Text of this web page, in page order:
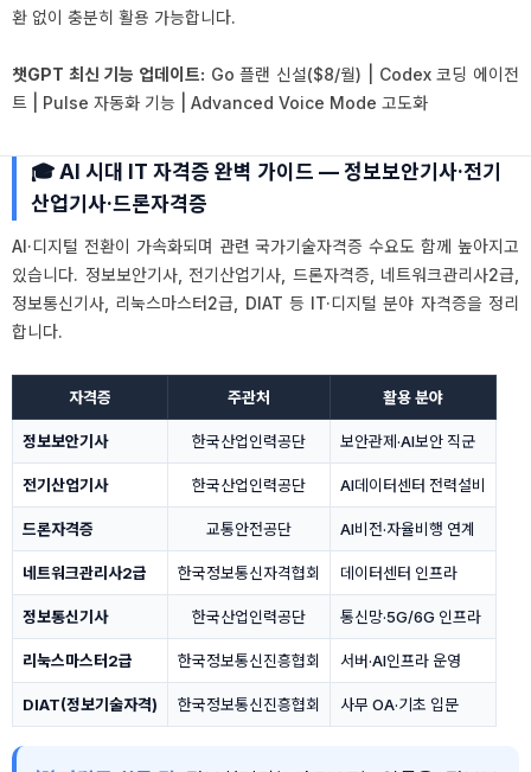
환 없이 충분히 활용 가능합니다.
챗GPT 최신 기능 업데이트: Go 플랜 신설($8/월) | Codex 코딩 에이전
트 | Pulse 자동화 기능 | Advanced Voice Mode 고도화
🎓 AI 시대 IT 자격증 완벽 가이드 — 정보보안기사·전기
산업기사·드론자격증
AI·디지털 전환이 가속화되며 관련 국가기술자격증 수요도 함께 높아지고
있습니다. 정보보안기사, 전기산업기사, 드론자격증, 네트워크관리사2급,
정보통신기사, 리눅스마스터2급, DIAT 등 IT·디지털 분야 자격증을 정리
합니다.
자격증 주관처 활용 분야
정보보안기사 한국산업인력공단 보안관제·AI보안 직군
전기산업기사 한국산업인력공단 AI데이터센터 전력설비
드론자격증 교통안전공단 AI비전·자율비행 연계
네트워크관리사2급 한국정보통신자격협회 데이터센터 인프라
정보통신기사 한국산업인력공단 통신망·5G/6G 인프라
리눅스마스터2급 한국정보통신진흥협회 서버·AI인프라 운영
DIAT(정보기술자격) 한국정보통신진흥협회 사무 OA·기초 입문